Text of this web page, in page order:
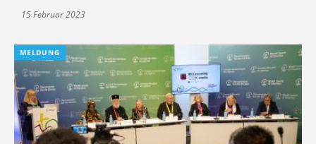
15 Februar 2023
MELDUNG